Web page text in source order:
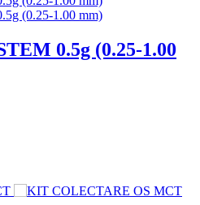
0.5g (0.25-1.00